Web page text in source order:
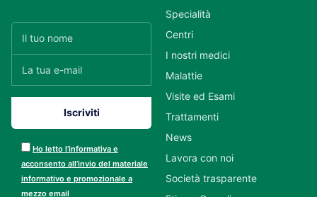
Ho letto l’informativa e
acconsento all’invio del materiale
informativo e promozionale a
mezzo email
Specialità
Centri
I nostri medici
Malattie
Visite ed Esami
Trattamenti
News
Lavora con noi
Società trasparente